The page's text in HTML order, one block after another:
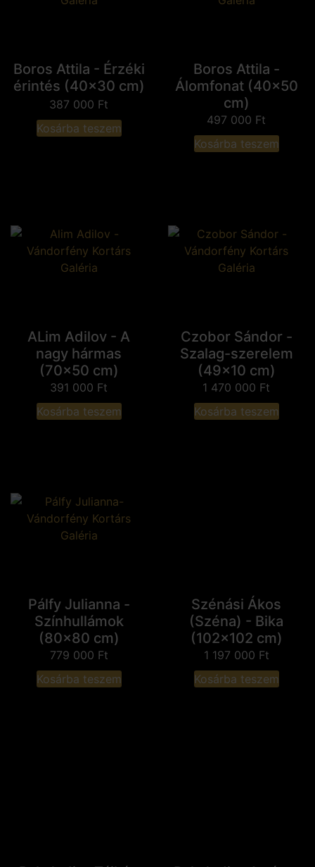
Boros Attila - Érzéki
érintés (40x30 cm)
387 000 Ft
Kosárba teszem
Boros Attila -
Álomfonat (40x50
cm)
497 000 Ft
Kosárba teszem
ALim Adilov - A
nagy hármas
(70x50 cm)
391 000 Ft
Kosárba teszem
Czobor Sándor -
Szalag-szerelem
(49x10 cm)
1 470 000 Ft
Kosárba teszem
Pálfy Julianna -
Színhullámok
(80x80 cm)
779 000 Ft
Kosárba teszem
Szénási Ákos
(Széna) - Bika
(102x102 cm)
1 197 000 Ft
Kosárba teszem